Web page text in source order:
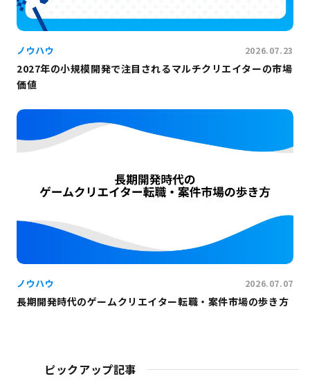
ノウハウ 2026.07.23
2027年の小規模開発で注目されるマルチクリエイターの市場
価値
ノウハウ 2026.07.07
長期開発時代のゲームクリエイター転職・案件市場の歩き方
ピックアップ記事